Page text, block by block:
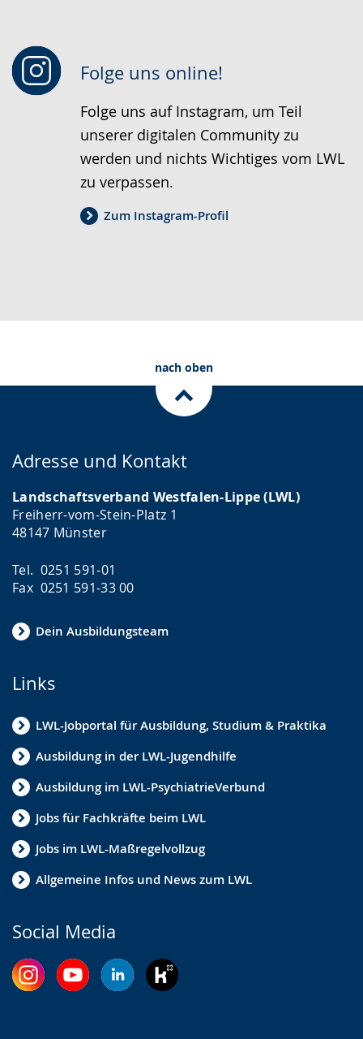
Folge uns online!
Folge uns auf Instagram, um Teil
unserer digitalen Community zu
werden und nichts Wichtiges vom LWL
zu verpassen.
Zum Instagram-Profil
nach oben
Adresse und Kontakt
Landschaftsverband Westfalen-Lippe (LWL)
Freiherr-vom-Stein-Platz 1
48147 Münster
Tel. 0251 591-01
Fax 0251 591-33 00
Dein Ausbildungsteam
Links
LWL-Jobportal für Ausbildung, Studium & Praktika
Ausbildung in der LWL-Jugendhilfe
Ausbildung im LWL-PsychiatrieVerbund
Jobs für Fachkräfte beim LWL
Jobs im LWL-Maßregelvollzug
Allgemeine Infos und News zum LWL
Social Media